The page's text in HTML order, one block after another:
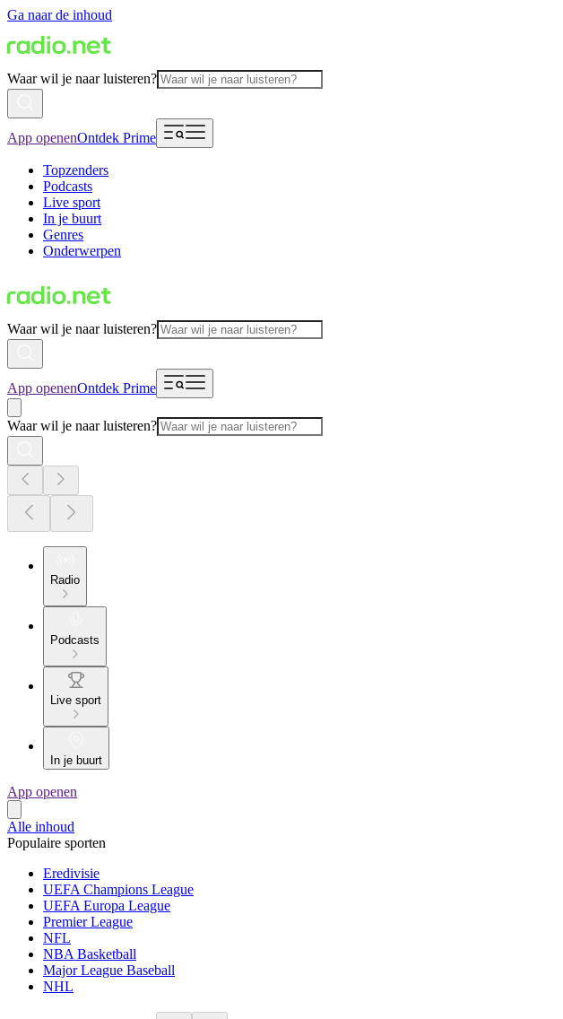
Ga naar de inhoud
Waar wil je naar luisteren?
App openenOntdek Prime
Topzenders
Podcasts
Live sport
In je buurt
Genres
Onderwerpen
Waar wil je naar luisteren?
App openenOntdek Prime
Waar wil je naar luisteren?
Radio
Podcasts
Live sport
In je buurt
App openen
Alle inhoud
Populaire sporten
Eredivisie
UEFA Champions League
UEFA Europa League
Premier League
NFL
NBA Basketball
Major League Baseball
NHL